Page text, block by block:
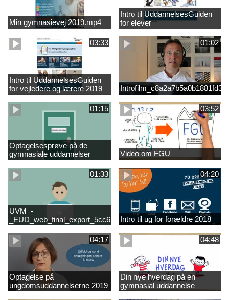
Min gymnasievej 2019.mp4
Intro til UddannelsesGuiden
for elever
03:33
Intro til UddannelsesGuiden
for vejledere og lærere 2019
01:02
01:15
Optagelsesprøve på de
gymnasiale uddannelser
03:52
Video om FGU
01:33
UVM_-
04:20
Intro til ug for forældre 2018
04:17
Optagelse på
ungdomsuddannelserne 2019
04:48
Din nye hverdag på en
gymnasial uddannelse